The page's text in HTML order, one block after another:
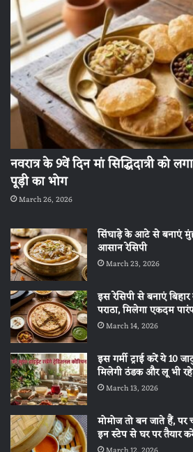
नवरात्र के 9वें दिन मां सिद्धिदात्री
पूड़ी का भोग
March 26, 2026
सिंघाड़े के आटे से बनाएं
आसान रेसिपी
March 23, 2026
इस रेसिपी से बनाएं
पराठा, मिलेगा एकदम
March 14, 2026
इस गर्मी ट्राई करें ये 10
मिलेगी ठंडक और लू भी
March 13, 2026
मोमोज तो बन जाते हैं, पर
इन स्टेप से घर पर तैयार